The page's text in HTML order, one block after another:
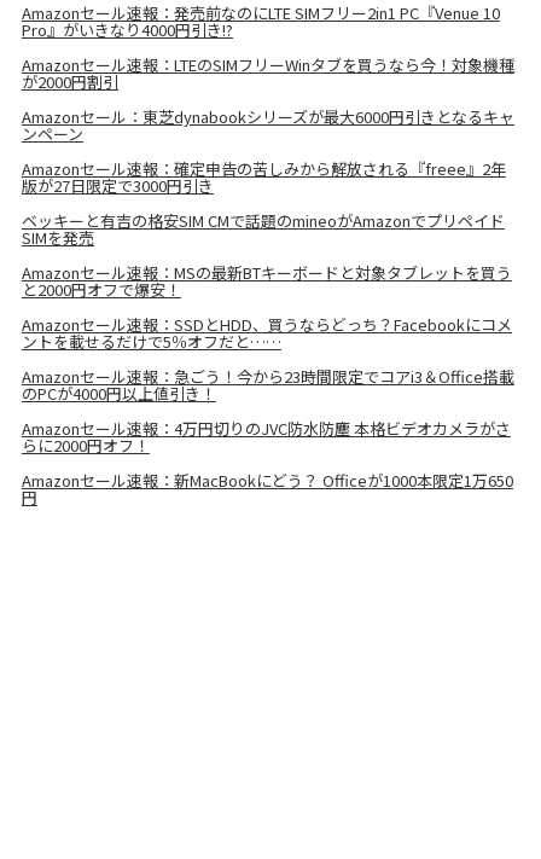
Amazonセール速報：発売前なのにLTE SIMフリー2in1 PC『Venue 10
Pro』がいきなり4000円引き!?
Amazonセール速報：LTEのSIMフリーWinタブを買うなら今！対象機種
が2000円割引
Amazonセール：東芝dynabookシリーズが最大6000円引きとなるキャ
ンペーン
Amazonセール速報：確定申告の苦しみから解放される『freee』2年
版が27日限定で3000円引き
ベッキーと有吉の格安SIM CMで話題のmineoがAmazonでプリペイド
SIMを発売
Amazonセール速報：MSの最新BTキーボードと対象タブレットを買う
と2000円オフで爆安！
Amazonセール速報：SSDとHDD、買うならどっち？Facebookにコメ
ントを載せるだけで5％オフだと……
Amazonセール速報：急ごう！今から23時間限定でコアi3＆Office搭載
のPCが4000円以上値引き！
Amazonセール速報：4万円切りのJVC防水防塵 本格ビデオカメラがさ
らに2000円オフ！
Amazonセール速報：新MacBookにどう？ Officeが1000本限定1万650
円